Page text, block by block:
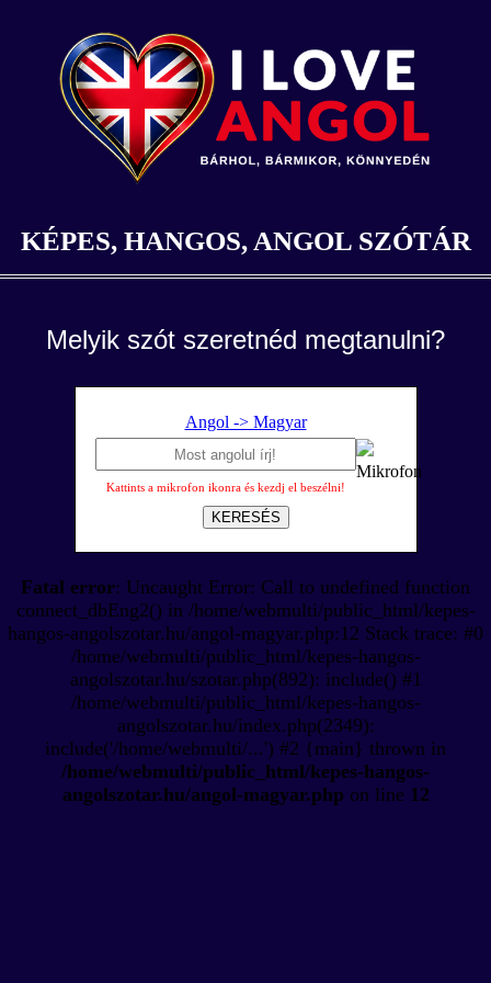
KÉPES, HANGOS, ANGOL SZÓTÁR
Melyik szót szeretnéd megtanulni?
Angol -> Magyar
Kattints a mikrofon ikonra és kezdj el beszélni!
KERESÉS
Fatal error: Uncaught Error: Call to undefined function
connect_dbEng2() in /home/webmulti/public_html/kepes-
hangos-angolszotar.hu/angol-magyar.php:12 Stack trace: #0
/home/webmulti/public_html/kepes-hangos-
angolszotar.hu/szotar.php(892): include() #1
/home/webmulti/public_html/kepes-hangos-
angolszotar.hu/index.php(2349):
include('/home/webmulti/...') #2 {main} thrown in
/home/webmulti/public_html/kepes-hangos-
angolszotar.hu/angol-magyar.php on line 12